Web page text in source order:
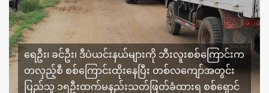
ရေဦး၊ ခင်ဦး၊ ဒီပဲယင်းနယ်များကို ဘီးလူးစစ်ကြောင်းက
တလှည့်စီ စစ်ကြောင်းထိုးနေပြီး တစ်လကျော်အတွင်း
ပြည်သူ ၁၅ဦးထက်မနည်းသတ်ဖြတ်ခံထားရ စစ်ရှောင်